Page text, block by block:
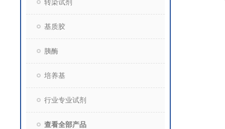
转染试剂
基质胶
胰酶
培养基
行业专业试剂
查看全部产品